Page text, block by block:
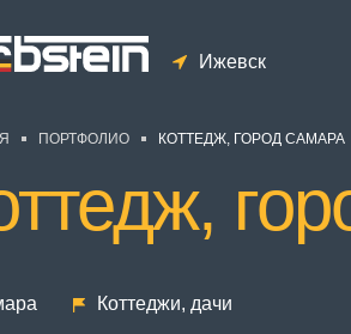
Ижевск
ПОРТФОЛИО КОТТЕДЖ, ГОРОД САМАРА
Коттеджи, дачи